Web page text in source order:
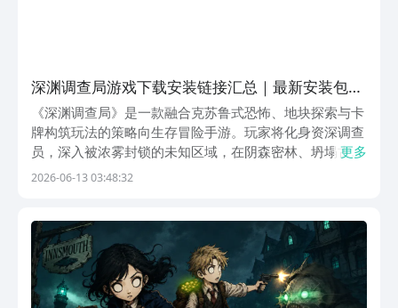
深渊调查局游戏下载安装链接汇总｜最新安装包获
取方式
《深渊调查局》是一款融合克苏鲁式恐怖、地块探索与卡
牌构筑玩法的策略向生存冒险手游。玩家将化身资深调查
员，深入被浓雾封锁的未知区域，在阴森密林、坍塌古宅
等高沉浸感场景中展开探索。游戏预计于2026年7月正式
更多
2026-06-13 03:48:32